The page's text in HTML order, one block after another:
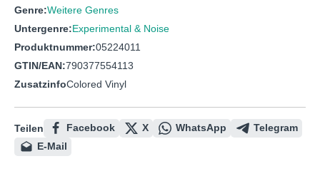
Genre:Weitere Genres
Untergenre:Experimental & Noise
Produktnummer:05224011
GTIN/EAN:790377554113
ZusatzinfoColored Vinyl
Teilen Facebook X WhatsApp
Telegram
E-Mail